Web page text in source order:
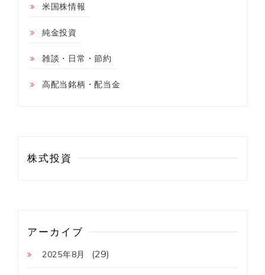
米国株情報
純金投資
雑談・日常・節約
高配当銘柄・配当金
株式投資
アーカイブ
2025年8月 (29)